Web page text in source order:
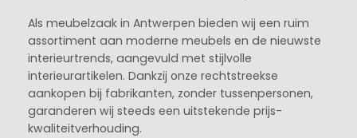
Als meubelzaak in Antwerpen bieden wij een ruim
assortiment aan moderne meubels en de nieuwste
interieurtrends, aangevuld met stijlvolle
interieurartikelen. Dankzij onze rechtstreekse
aankopen bij fabrikanten, zonder tussenpersonen,
garanderen wij steeds een uitstekende prijs-
kwaliteitverhouding.